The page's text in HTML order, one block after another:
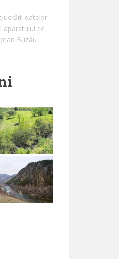
datelor
aparatului de
Buzău